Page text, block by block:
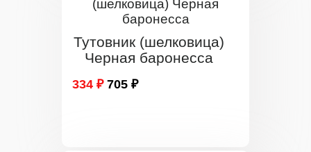
Тутовник (шелковица)
Черная баронесса
334 ₽ 705 ₽